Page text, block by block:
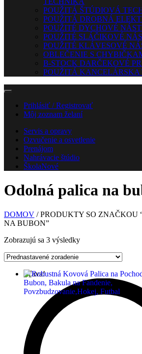
POUŽITÁ ŠTÚDIOVÁ
POUŽITÁ DROBNÁ
POUŽITÉ DYCHOVÉ
POUŽITÉ SLÁČIKOVÉ
POUŽITÉ KLÁVESOVÉ
OBLEČENIE S
B-STOCK DARČEKOVÉ
POUŽITÁ KANCELÁRSKA
Prihlásiť / Registrovať
Môj zoznam želaní
Servis a opravy
Ozvučenie a osvetlenie
Prenájom
Nahrávacie štúdio
ŠkolaNové
Odolná palica na
DOMOV / PRODUKTY SO ZNAČKOU
NA BUBON”
Zobrazujú sa 3 výsledky
Zľava!